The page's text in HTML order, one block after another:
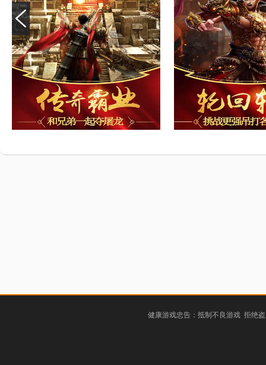
健康游戏忠告：抵制不良游戏 拒绝